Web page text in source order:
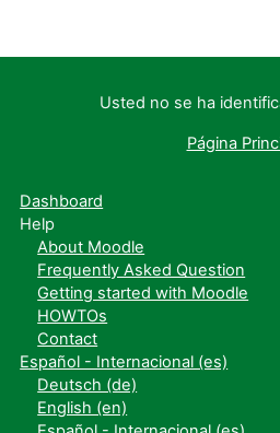
Usted no se ha
Página
Dashboard
Help
About Moodle
Frequently Asked Question
Getting started with Moodle
HOWTOs
Contact
Español - Internacional ‎(es)‎
Deutsch ‎(de)‎
English ‎(en)‎